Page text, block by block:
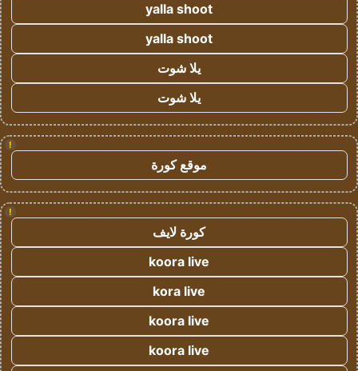
yalla shoot
yalla shoot
يلا شوت
يلا شوت
!
موقع كورة
!
كورة لايف
koora live
kora live
koora live
koora live